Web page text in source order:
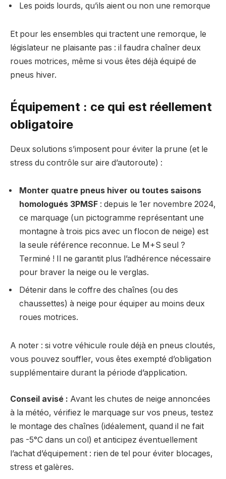
Les poids lourds, qu’ils aient ou non une remorque
Et pour les ensembles qui tractent une remorque, le
législateur ne plaisante pas : il faudra chaîner deux
roues motrices, même si vous êtes déjà équipé de
pneus hiver.
Équipement : ce qui est réellement
obligatoire
Deux solutions s’imposent pour éviter la prune (et le
stress du contrôle sur aire d’autoroute) :
Monter quatre pneus hiver ou toutes saisons
homologués 3PMSF : depuis le 1er novembre 2024,
ce marquage (un pictogramme représentant une
montagne à trois pics avec un flocon de neige) est
la seule référence reconnue. Le M+S seul ?
Terminé ! Il ne garantit plus l’adhérence nécessaire
pour braver la neige ou le verglas.
Détenir dans le coffre des chaînes (ou des
chaussettes) à neige pour équiper au moins deux
roues motrices.
A noter : si votre véhicule roule déjà en pneus cloutés,
vous pouvez souffler, vous êtes exempté d’obligation
supplémentaire durant la période d’application.
Conseil avisé : Avant les chutes de neige annoncées
à la météo, vérifiez le marquage sur vos pneus, testez
le montage des chaînes (idéalement, quand il ne fait
pas -5°C dans un col) et anticipez éventuellement
l’achat d’équipement : rien de tel pour éviter blocages,
stress et galères.